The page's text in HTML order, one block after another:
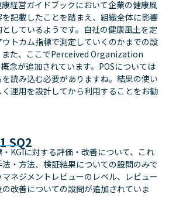
経営ガイドブックにおいて企業の健康風
記載したことを踏まえ、組織全体に影響
しているようです。自社の健康風土を定
トカム指標で測定していくのかまでの設
また、ここでPerceived Organization
念が追加されています。POSについては
読み込む必要がありますね。結果の使い
運用を設計してから利用することをお勧
SQ2
KGIに対する評価・改善について、これ
・方法、検証結果についての設問のみで
ネジメントレビューのレベル、レビュー
改善についての設問が追加されていま